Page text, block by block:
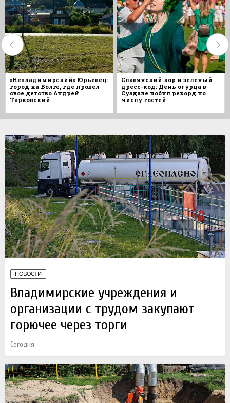
«Невладимирский» Юрьевец:
город на Волге, где провел
свое детство Андрей
Тарковский
Славянский кор и зеленый
дресс-код: День огурца в
Суздале побил рекорд по
числу гостей
НОВОСТИ
Владимирские учреждения и
организации с трудом закупают
горючее через торги
Сегодня